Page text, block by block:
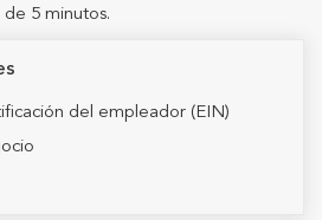
de 5 minutos.
del empleador (EIN)